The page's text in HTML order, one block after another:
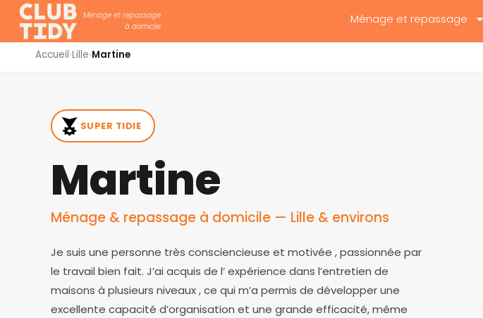
Ménage et repassage
à domicile
Ménage et repassage
Accueil›Lille›Martine
SUPER TIDIE
Martine
Ménage & repassage à domicile — Lille & environs
Je suis une personne très consciencieuse et motivée , passionnée par
le travail bien fait. J’ai acquis de l’ expérience dans l’entretien de
maisons à plusieurs niveaux , ce qui m’a permis de développer une
excellente capacité d’organisation et une grande efficacité, même